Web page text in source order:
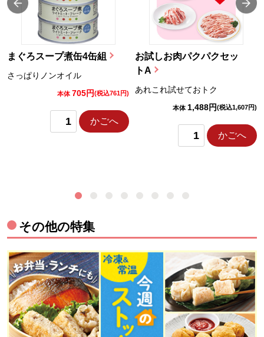
まぐろスープ煮缶4缶組
さっぱりノンオイル
本体 705円(税込761円)
かごへ
お試しお肉パクパクセッ
トA
あれこれ試せておトク
本体 1,488円(税込1,607円)
かごへ
その他の特集